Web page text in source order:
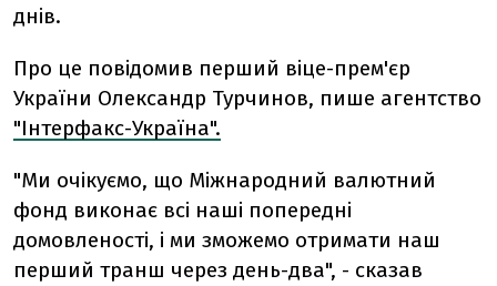
днів.
Про це повідомив перший віце-прем'єр
України Олександр Турчинов, пише агентство
"Інтерфакс-Україна".
"Ми очікуємо, що Міжнародний валютний
фонд виконає всі наші попередні
домовленості, і ми зможемо отримати наш
перший транш через день-два", - сказав